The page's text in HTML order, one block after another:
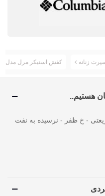
زنانه کفش اسنیکر مرل مدل Merrell Catalyst Storm کد J2002781
هستیم..
- خ ظفر - نرسیده به نفت